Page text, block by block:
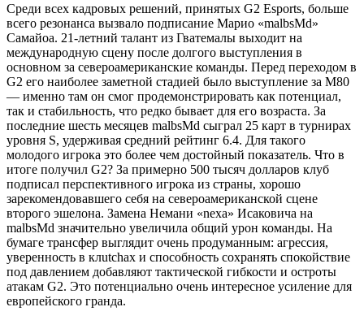
Среди всех кадровых решений, принятых G2 Esports, больше
всего резонанса вызвало подписание Марио «malbsMd»
Самайоа. 21-летний талант из Гватемалы выходит на
международную сцену после долгого выступления в
основном за североамериканские команды. Перед переходом в
G2 его наиболее заметной стадией было выступление за M80
— именно там он смог продемонстрировать как потенциал,
так и стабильность, что редко бывает для его возраста. За
последние шесть месяцев malbsMd сыграл 25 карт в турнирах
уровня S, удерживая средний рейтинг 6.4. Для такого
молодого игрока это более чем достойный показатель. Что в
итоге получил G2? За примерно 500 тысяч долларов клуб
подписал перспективного игрока из страны, хорошо
зарекомендовавшего себя на североамериканской сцене
второго эшелона. Замена Немани «nexa» Исаковича на
malbsMd значительно увеличила общий урон команды. На
бумаге трансфер выглядит очень продуманным: агрессия,
уверенность в клutchах и способность сохранять спокойствие
под давлением добавляют тактической гибкости и остроты
атакам G2. Это потенциально очень интересное усиление для
европейского гранда.